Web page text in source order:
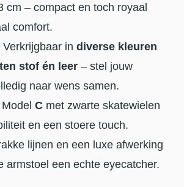
cm – compact en toch royaal
comfort.
Verkrijgbaar in diverse kleuren
stof én leer – stel jouw
naar wens samen.
Model C met zwarte skatewielen
en een stoere touch.
lijnen en een luxe afwerking
armstoel een echte eyecatcher.